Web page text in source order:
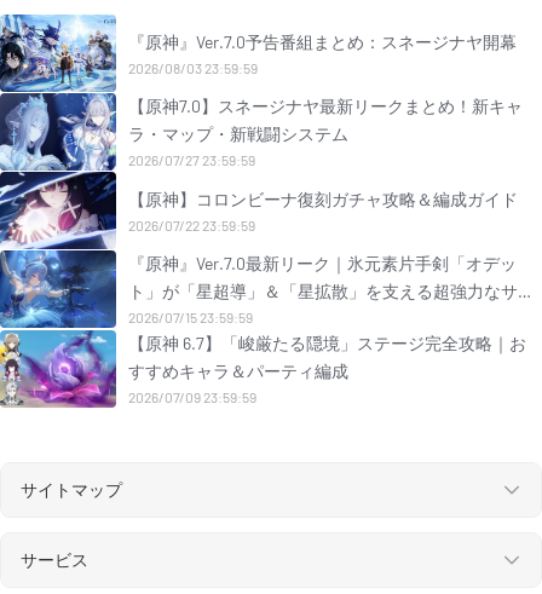
『原神』Ver.7.0予告番組まとめ：スネージナヤ開幕
2026/08/03 23:59:59
【原神7.0】スネージナヤ最新リークまとめ！新キャ
ラ・マップ・新戦闘システム
2026/07/27 23:59:59
【原神】コロンビーナ復刻ガチャ攻略＆編成ガイド
2026/07/22 23:59:59
『原神』Ver.7.0最新リーク｜氷元素片手剣「オデッ
ト」が「星超導」＆「星拡散」を支える超強力なサブ
DPS兼サポートとして実装決定！
2026/07/15 23:59:59
【原神 6.7】「峻厳たる隠境」ステージ完全攻略｜お
すすめキャラ＆パーティ編成
2026/07/09 23:59:59
サイトマップ
サービス